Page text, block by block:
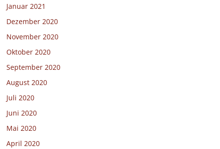
Januar 2021
Dezember 2020
November 2020
Oktober 2020
September 2020
August 2020
Juli 2020
Juni 2020
Mai 2020
April 2020